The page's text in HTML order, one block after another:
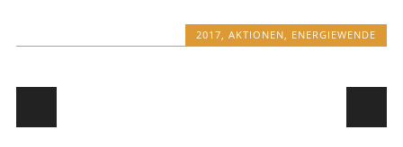
2017,AKTIONEN, ENERGIEWENDE
Post navigation